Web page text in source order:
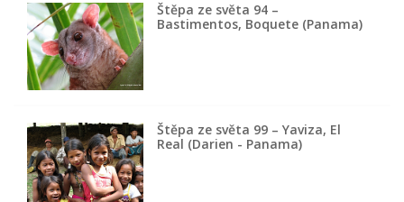
Štěpa ze světa 94 –
Bastimentos, Boquete (Panama)
Štěpa ze světa 99 – Yaviza, El
Real (Darien - Panama)